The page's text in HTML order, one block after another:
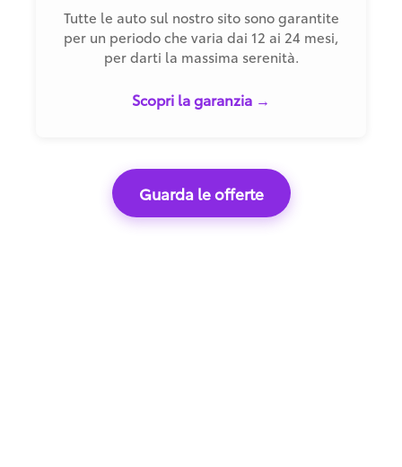
Tutte le auto sul nostro sito sono garantite
per un periodo che varia dai 12 ai 24 mesi,
per darti la massima serenità.
Scopri la garanzia →
Guarda le offerte